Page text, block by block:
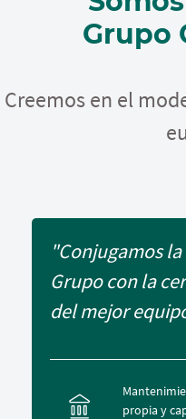
Grupo
Creemos en el
"Conjugamos
Grupo con la
del mejor
propia y